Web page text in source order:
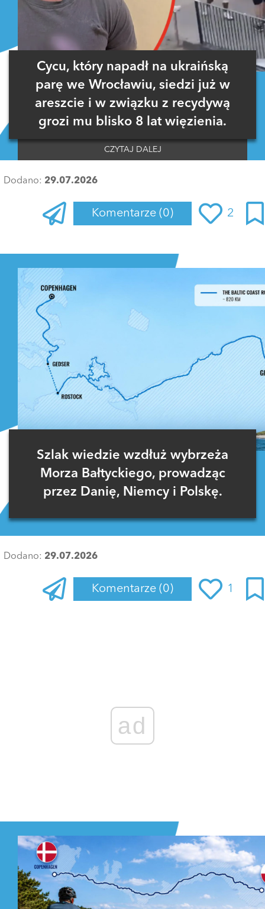
Cycu, który napadł na ukraińską
parę we Wrocławiu, siedzi już w
areszcie i w związku z recydywą
grozi mu blisko 8 lat więzienia.
CZYTAJ DALEJ
Dodano: 29.07.2026
Komentarze (0) 2
Szlak wiedzie wzdłuż wybrzeża
Morza Bałtyckiego, prowadząc
przez Danię, Niemcy i Polskę.
Dodano: 29.07.2026
Komentarze (0) 1
ad